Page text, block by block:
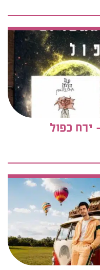
ירח כפול